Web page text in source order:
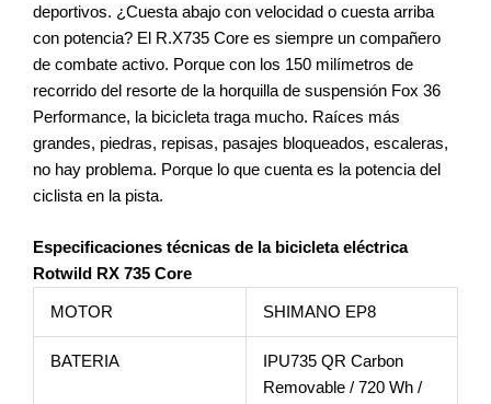
deportivos. ¿Cuesta abajo con velocidad o cuesta arriba
con potencia? El R.X735 Core es siempre un compañero
de combate activo. Porque con los 150 milímetros de
recorrido del resorte de la horquilla de suspensión Fox 36
Performance, la bicicleta traga mucho. Raíces más
grandes, piedras, repisas, pasajes bloqueados, escaleras,
no hay problema. Porque lo que cuenta es la potencia del
ciclista en la pista.
Especificaciones técnicas de la bicicleta eléctrica
Rotwild RX 735 Core
MOTOR SHIMANO EP8
BATERIA
IPU735 QR Carbon
Removable / 720 Wh /